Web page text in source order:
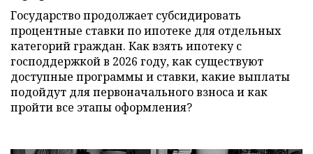
Государство продолжает субсидировать
процентные ставки по ипотеке для отдельных
категорий граждан. Как взять ипотеку с
господдержкой в 2026 году, как существуют
доступные программы и ставки, какие выплаты
подойдут для первоначального взноса и как
пройти все этапы оформления?